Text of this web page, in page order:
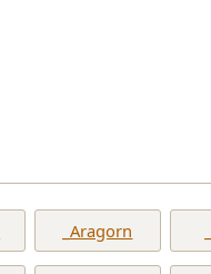
_Aragorn